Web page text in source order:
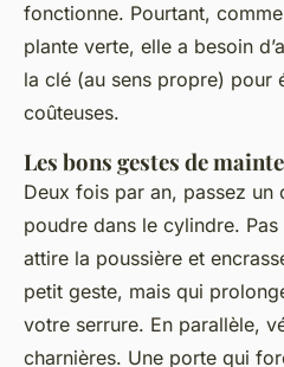
fonctionne. Pourtant,
plante verte, elle a besoin
la clé (au sens propre) pour
coûteuses.
Les bons gestes de
Deux fois par an, passez un
poudre dans le cylindre. Pas
attire la poussière et
petit geste, mais qui
votre serrure. En parallèle,
charnières. Une porte qui